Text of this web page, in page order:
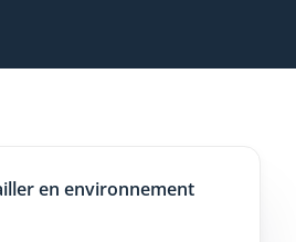
en environnement